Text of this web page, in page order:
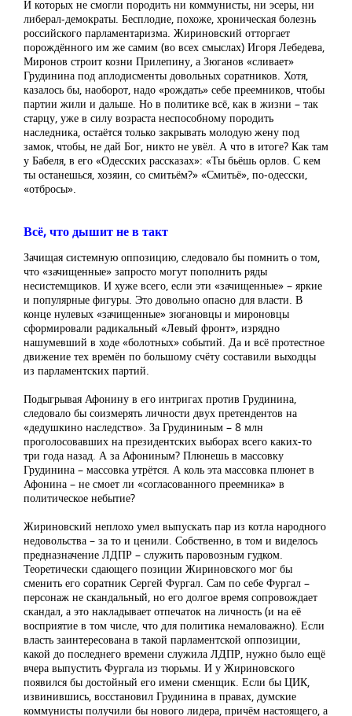
И которых не смогли породить ни коммунисты, ни эсеры, ни
либерал-демократы. Бесплодие, похоже, хроническая болезнь
российского парламентаризма. Жириновский отторгает
порождённого им же самим (во всех смыслах) Игоря Лебедева,
Миронов строит козни Прилепину, а Зюганов «сливает»
Грудинина под аплодисменты довольных соратников. Хотя,
казалось бы, наоборот, надо «рождать» себе преемников, чтобы
партии жили и дальше. Но в политике всё, как в жизни – так
старцу, уже в силу возраста неспособному породить
наследника, остаётся только закрывать молодую жену под
замок, чтобы, не дай Бог, никто не увёл. А что в итоге? Как там
у Бабеля, в его «Одесских рассказах»: «Ты бьёшь орлов. С кем
ты останешься, хозяин, со смитьём?» «Смитьё», по-одесски,
«отбросы».
Всё, что дышит не в такт
Зачищая системную оппозицию, следовало бы помнить о том,
что «зачищенные» запросто могут пополнить ряды
несистемщиков. И хуже всего, если эти «зачищенные» – яркие
и популярные фигуры. Это довольно опасно для власти. В
конце нулевых «зачищенные» зюгановцы и мироновцы
сформировали радикальный «Левый фронт», изрядно
нашумевший в ходе «болотных» событий. Да и всё протестное
движение тех времён по большому счёту составили выходцы
из парламентских партий.
Подыгрывая Афонину в его интригах против Грудинина,
следовало бы соизмерять личности двух претендентов на
«дедушкино наследство». За Грудининым – 8 млн
проголосовавших на президентских выборах всего каких-то
три года назад. А за Афониным? Плюнешь в массовку
Грудинина – массовка утрётся. А коль эта массовка плюнет в
Афонина – не смоет ли «согласованного преемника» в
политическое небытие?
Жириновский неплохо умел выпускать пар из котла народного
недовольства – за то и ценили. Собственно, в том и виделось
предназначение ЛДПР – служить паровозным гудком.
Теоретически сдающего позиции Жириновского мог бы
сменить его соратник Сергей Фургал. Сам по себе Фургал –
персонаж не скандальный, но его долгое время сопровождает
скандал, а это накладывает отпечаток на личность (и на её
восприятие в том числе, что для политика немаловажно). Если
власть заинтересована в такой парламентской оппозиции,
какой до последнего времени служила ЛДПР, нужно было ещё
вчера выпустить Фургала из тюрьмы. И у Жириновского
появился бы достойный его имени сменщик. Если бы ЦИК,
извинившись, восстановил Грудинина в правах, думские
коммунисты получили бы нового лидера, причём настоящего, а